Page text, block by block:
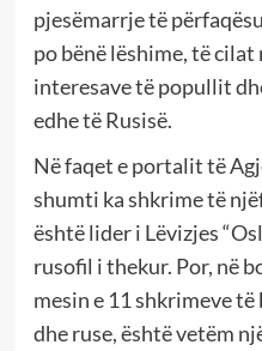
pjesëmarrje të
po bënë lëshime, të
interesave të popullit
edhe të Rusisë.
Në faqet e portalit të
shumti ka shkrime të
është lider i Lëvizjes
rusofil i thekur. Por, në
mesin e 11 shkrimeve
dhe ruse, është vetëm